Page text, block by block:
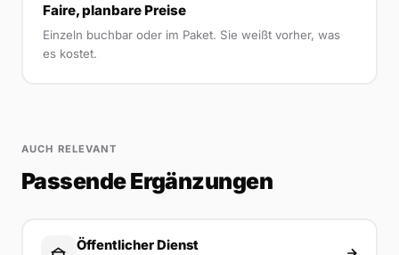
Faire, planbare Preise
Einzeln buchbar oder im Paket. Sie weißt vorher, was
es kostet.
AUCH RELEVANT
Passende Ergänzungen
Öffentlicher Dienst